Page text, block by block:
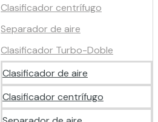
Clasificador centrífugo
Separador de aire
Clasificador Turbo-Doble
Clasificador de aire
Clasificador centrífugo